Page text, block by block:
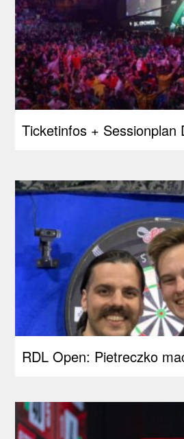
Ticketinfos + Sessionplan
RDL Open: Pietreczko